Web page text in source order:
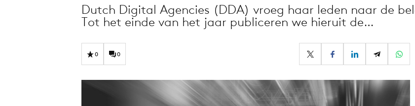
Design
Digital transformation
Influencer marketing
Interne communicatie
Media
Merkstrategie
PR
Programmatic
Reputatie & crisis
Dutch Digital Agencies (DDA) vroeg haar leden naar de
Tot het einde van het jaar publiceren we hieruit de…
0 0